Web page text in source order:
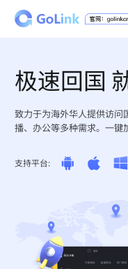
极速回国
致力于为海外华人提供访问
播、办公等多种需求。一键
支持平台: